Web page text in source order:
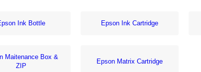
Ink Bottle Epson Ink Cartridge
Maitenance Box &
ZIP
Epson Matrix Cartridge